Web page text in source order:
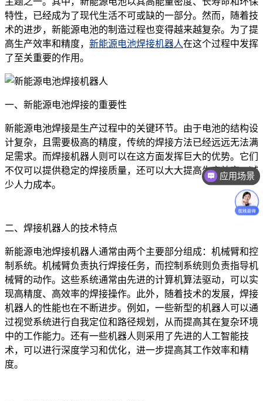
特性，已经成为了现代生活不可或缺的一部分。然而，随着技
术的进步，新能源电池的制造过程也变得越来越复杂。为了提
高生产效率和精度， 新能源电池焊接机器人在这个过程中发挥
了至关重要的作用。
一、新能源电池焊接的重要性
新能源电池焊接是生产过程中的关键环节。由于电池的结构设
计复杂，且需要极高的精度，传统的焊接方法已经远远无法满
足需求。而焊接机器人则可以在这方面发挥巨大的优势。它们
不仅可以提供稳定的焊接质量，还可以大大提高生产效率，减
少人力成本。
二、焊接机器人的技术特点
新能源电池焊接机器人通常由两个主要部分组成：机械臂和控
制系统。机械臂负责执行焊接任务，而控制系统则负责指导机
械臂的动作。这些系统通常由先进的计算机算法驱动，可以实
现高精度、高效率的焊接操作。此外，随着技术的发展，焊接
机器人的性能也在不断进步。例如，一些新型的机器人可以通
过视觉系统进行自我定位和路径规划，从而提高其在复杂环境
中的工作能力。还有一些机器人则采用了先进的人工智能技
术，可以进行深度学习和优化，进一步提高其工作效率和精
度。
应用场景
价格咨询